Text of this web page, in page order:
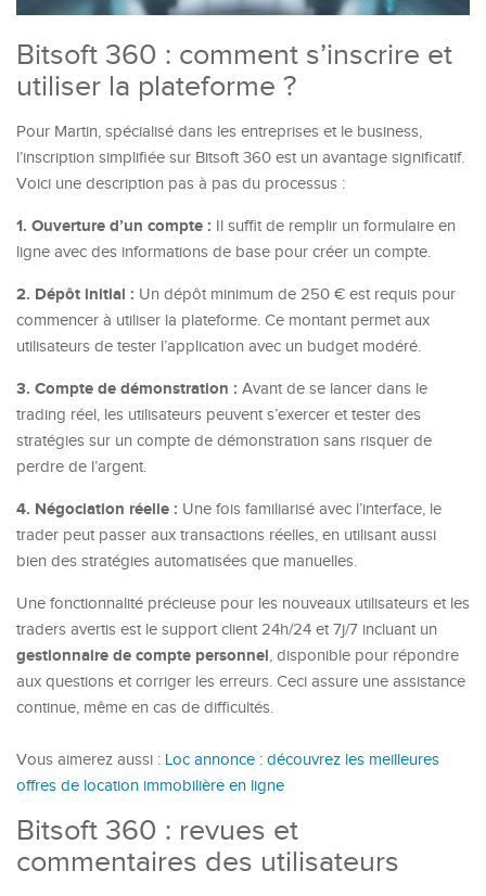
Bitsoft 360 : comment s’inscrire et
utiliser la plateforme ?
Pour Martin, spécialisé dans les entreprises et le business,
l’inscription simplifiée sur Bitsoft 360 est un avantage significatif.
Voici une description pas à pas du processus :
1. Ouverture d’un compte : Il suffit de remplir un formulaire en
ligne avec des informations de base pour créer un compte.
2. Dépôt initial : Un dépôt minimum de 250 € est requis pour
commencer à utiliser la plateforme. Ce montant permet aux
utilisateurs de tester l’application avec un budget modéré.
3. Compte de démonstration : Avant de se lancer dans le
trading réel, les utilisateurs peuvent s’exercer et tester des
stratégies sur un compte de démonstration sans risquer de
perdre de l’argent.
4. Négociation réelle : Une fois familiarisé avec l’interface, le
trader peut passer aux transactions réelles, en utilisant aussi
bien des stratégies automatisées que manuelles.
Une fonctionnalité précieuse pour les nouveaux utilisateurs et les
traders avertis est le support client 24h/24 et 7j/7 incluant un
gestionnaire de compte personnel, disponible pour répondre
aux questions et corriger les erreurs. Ceci assure une assistance
continue, même en cas de difficultés.
Vous aimerez aussi : Loc annonce : découvrez les meilleures
offres de location immobilière en ligne
Bitsoft 360 : revues et
commentaires des utilisateurs